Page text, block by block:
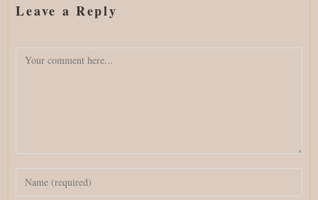
Leave a Reply
Comment
Enter